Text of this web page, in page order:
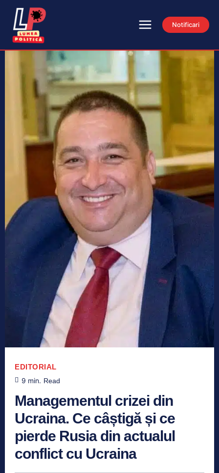
Notificari
EDITORIAL
9 min. Read
Managementul crizei din
Ucraina. Ce câștigă și ce
pierde Rusia din actualul
conflict cu Ucraina